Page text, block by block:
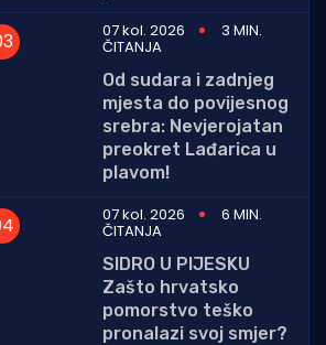
07 kol. 2026
3 MIN.
ČITANJA
Od sudara i zadnjeg
mjesta do povijesnog
srebra: Nevjerojatan
preokret Lađarica u
plavom!
07 kol. 2026
6 MIN.
ČITANJA
SIDRO U PIJESKU
Zašto hrvatsko
pomorstvo teško
pronalazi svoj smjer?